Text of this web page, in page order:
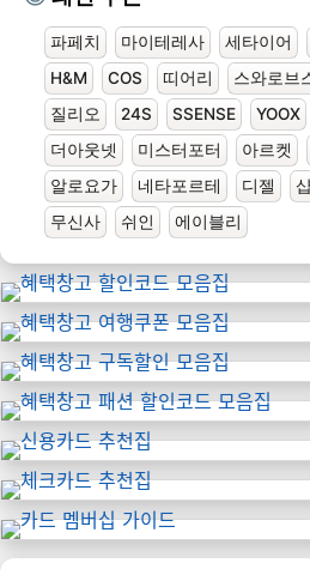
파페치 마이테레사 세타이어
H&M
COS 띠어리 스와로브
질리오
24S SSENSE YOOX
더아웃넷
미스터포터 아르켓
알로요가
네타포르테 디젤
무신사
쉬인 에이블리